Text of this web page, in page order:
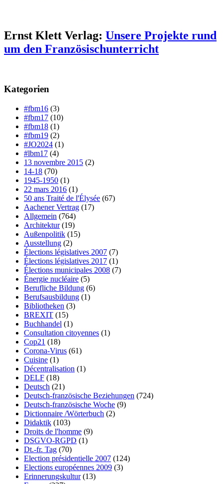
Ernst Klett Verlag: Unsere Projekte rund
um den Französischunterricht
Kategorien
#fbm16 (3)
#fbm17 (10)
#fbm18 (1)
#fbm19 (2)
#JO2024 (1)
#lbm17 (4)
13 novembre 2015 (2)
14-18 (70)
1945-1950 (1)
22 mars 2016 (1)
50 ans Traité de l'Élysée (67)
Aachener Vertrag (17)
Allgemein (764)
Architektur(19)
Außenpolitik (15)
Ausstellung (2)
Élections législatives 2007 (7)
Élections législatives 2017 (1)
Élections municipales 2008 (7)
Énergie nucléaire (5)
Berufliche Bildung (6)
Berufsausbildung (1)
Bibliotheken (3)
BREXIT (15)
Buchhandel (1)
Consultation citoyennes (1)
Cop21 (18)
Corona-Virus (61)
Cuisine (1)
Décentralisation (1)
DELF (18)
Deutsch (21)
Deutsch-französische Beziehungen (724)
Deutsch-französische Woche (9)
Dictionnaire /Wörterbuch (2)
Didaktik (103)
Droits de l'homme (9)
DSGVO-RGPD (1)
Dt.-fr. Tag (70)
Election présidentielle 2007 (124)
Elections européennes 2009 (3)
Erinnerungskultur(13)